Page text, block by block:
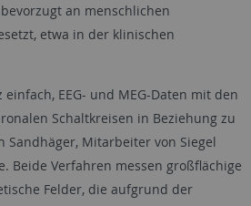
an menschlichen
etwa in der klinischen
EEG- und MEG-Daten mit den
Schaltkreisen in Beziehung zu
Sandhäger, Mitarbeiter von Siegel
Beide Verfahren messen großflächige
Felder, die aufgrund der